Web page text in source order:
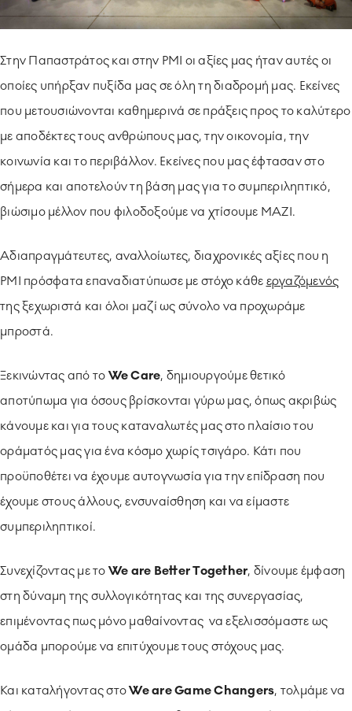
Στην Παπαστράτος και στην PMI οι αξίες μας ήταν αυτές οι
οποίες υπήρξαν πυξίδα μας σε όλη τη διαδρομή μας. Εκείνες
που μετουσιώνονται καθημερινά σε πράξεις προς το καλύτερο
με αποδέκτες τους ανθρώπους μας, την οικονομία, την
κοινωνία και το περιβάλλον. Εκείνες που μας έφτασαν στο
σήμερα και αποτελούν τη βάση μας για το συμπεριληπτικό,
βιώσιμο μέλλον που φιλοδοξούμε να χτίσουμε ΜΑΖΙ.
Αδιαπραγμάτευτες, αναλλοίωτες, διαχρονικές αξίες που η
PMI πρόσφατα επαναδιατύπωσε με στόχο κάθε εργαζόμενός
της ξεχωριστά και όλοι μαζί ως σύνολο να προχωράμε
μπροστά.
Ξεκινώντας από τοWeCare, δημιουργούμε θετικό
αποτύπωμα για όσους βρίσκονται γύρω μας, όπως ακριβώς
κάνουμε και για τους καταναλωτές μας στο πλαίσιο του
οράματός μας για ένα κόσμο χωρίς τσιγάρο. Κάτι που
προϋποθέτει να έχουμε αυτογνωσία για την επίδραση που
έχουμε στους άλλους, ενσυναίσθηση και να είμαστε
συμπεριληπτικοί.
Συνεχίζοντας με τοWe are BetterTogether, δίνουμε έμφαση
στη δύναμη της συλλογικότητας και της συνεργασίας,
επιμένοντας πως μόνο μαθαίνοντας να εξελισσόμαστε ως
ομάδα μπορούμε να επιτύχουμε τους στόχους μας.
Και καταλήγοντας στοWeareGameChangers, τολμάμε να